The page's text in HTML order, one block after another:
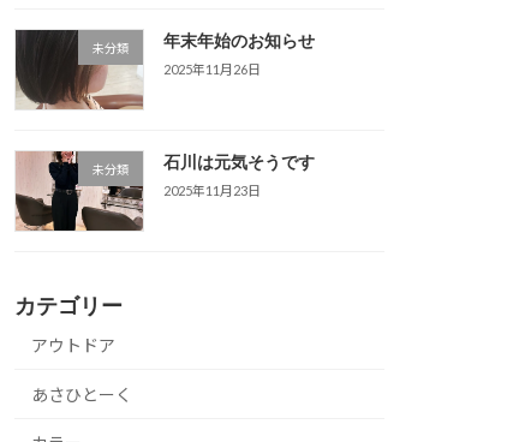
未分類 年末年始のお知らせ
2025年11月26日
未分類 石川は元気そうです
2025年11月23日
カテゴリー
アウトドア
あさひとーく